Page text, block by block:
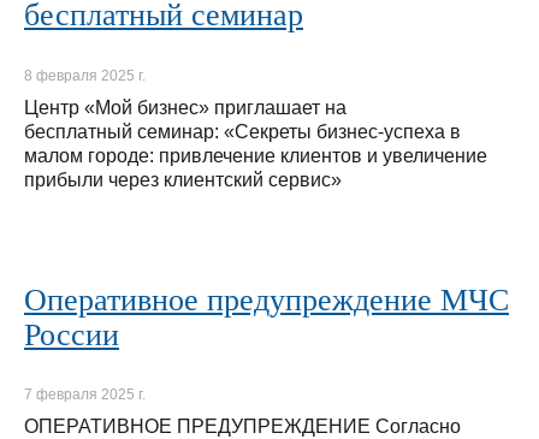
бесплатный семинар
8 февраля 2025 г.
Центр «Мой бизнес» приглашает на
бесплатный семинар: «Секреты бизнес-успеха в
малом городе: привлечение клиентов и увеличение
прибыли через клиентский сервис»
Оперативное предупреждение МЧС
России
7 февраля 2025 г.
ОПЕРАТИВНОЕ ПРЕДУПРЕЖДЕНИЕ Согласно